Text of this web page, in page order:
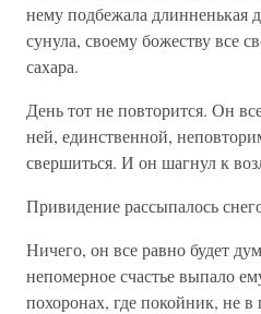
нему подбежала длинненькая
сунула, своему божеству все
сахара.
День тот не повторится. Он
ней, единственной,
свершиться. И он шагнул к
Привидение рассыпалось
Ничего, он все равно будет
непомерное счастье выпало
похоронах, где покойник, не